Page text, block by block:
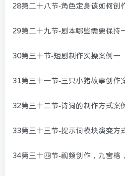
28第二十八节-角色定身该如何创
29第二十九节-剧本哪些需要保持
30第三十节-短剧制作实操案例一
31第三十一节-三只小猪故事创作
32第三十二节-诗词的制作方式案
33第三十三节-提示词模块演变方
34第三十四节-视频创作，九宫格